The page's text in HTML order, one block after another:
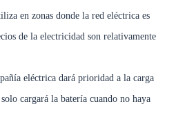
en zonas donde la red eléctrica es
de la electricidad son relativamente
eléctrica dará prioridad a la carga
cargará la batería cuando no haya